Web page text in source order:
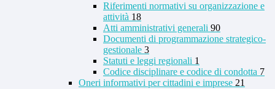
Riferimenti normativi su organizzazione e
attività 18
Atti amministrativi generali 90
Documenti di programmazione strategico-
gestionale 3
Statuti e leggi regionali 1
Codice disciplinare e codice di condotta 7
Oneri informativi per cittadini e imprese 21